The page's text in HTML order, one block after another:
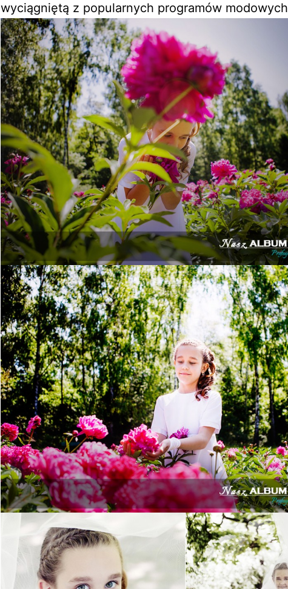
wyciągniętą z popularnych programów modowych